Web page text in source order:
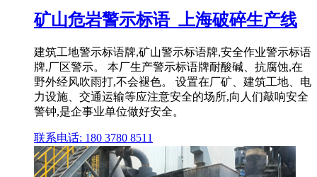
矿山危岩警示标语_上海破碎生产线
建筑工地警示标语牌,矿山警示标语牌,安全作业警示标语
牌,厂区警示。 本厂生产警示标语牌耐酸碱、抗腐蚀,在
野外经风吹雨打,不会褪色。 设置在厂矿、建筑工地、电
力设施、交通运输等应注意安全的场所,向人们敲响安全
警钟,是企事业单位做好安全。
联系电话: 180 3780 8511